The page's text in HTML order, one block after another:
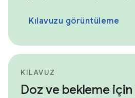
Kılavuzu görüntüleme
KILAVUZ
Doz ve bekleme için